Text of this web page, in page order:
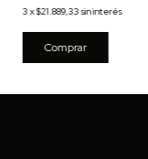
3 x$21.889,33 sin interés